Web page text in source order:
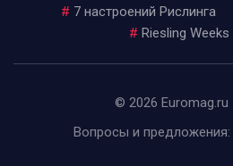
# 7 настроений Рислинга
# Riesling
© 2026 Euromag.ru
Вопросы и предложения: